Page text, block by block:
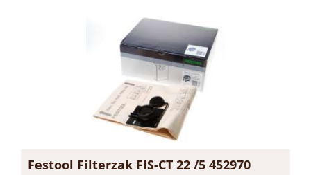
Festool Filterzak FIS-CT 22 /5 452970